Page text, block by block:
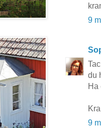
9
du
Ha
9